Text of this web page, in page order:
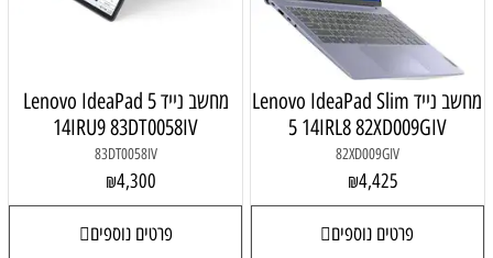
מחשב נייד Lenovo IdeaPad Slim
5 14IRL8 82XD009GIV
82XD009GIV
₪4,425
פרטים נוספים
מחשב נייד Lenovo IdeaPad 5
14IRU9 83DT0058IV
83DT0058IV
₪4,300
פרטים נוספים